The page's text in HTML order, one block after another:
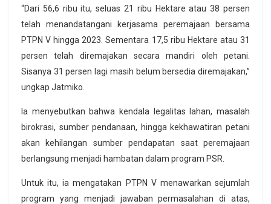
“Dari 56,6 ribu itu, seluas 21 ribu Hektare atau 38 persen
telah menandatangani kerjasama peremajaan bersama
PTPN V hingga 2023. Sementara 17,5 ribu Hektare atau 31
persen telah diremajakan secara mandiri oleh petani.
Sisanya 31 persen lagi masih belum bersedia diremajakan,”
ungkap Jatmiko.
Ia menyebutkan bahwa kendala legalitas lahan, masalah
birokrasi, sumber pendanaan, hingga kekhawatiran petani
akan kehilangan sumber pendapatan saat peremajaan
berlangsung menjadi hambatan dalam program PSR.
Untuk itu, ia mengatakan PTPN V menawarkan sejumlah
program yang menjadi jawaban permasalahan di atas,